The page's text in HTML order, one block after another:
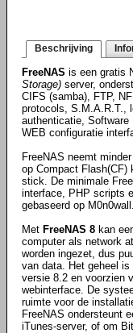
Beschrijving
FreeNAS is een gratis
Storage) server,
CIFS (samba), FTP,
protocols, S.M.A.R.T.,
authenticatie,
WEB configuratie
FreeNAS neemt
op Compact Flash(CF)
stick. De minimale
interface, PHP scripts
gebaseerd op M0n0wall.
Met FreeNAS 8 kan
computer als network
worden ingezet, dus
van data. Het geheel
versie 8.2 en voorzien
webinterface. De
ruimte voor de
FreeNAS ondersteunt
iTunes-server, of om